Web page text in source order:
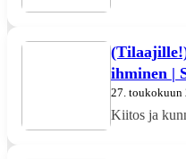
ihminen |
27. toukokuun
Kiitos ja